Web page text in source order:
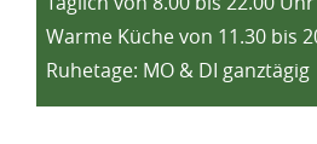
Warme Küche von 11.30 bis
Ruhetage: MO & DI ganztägig